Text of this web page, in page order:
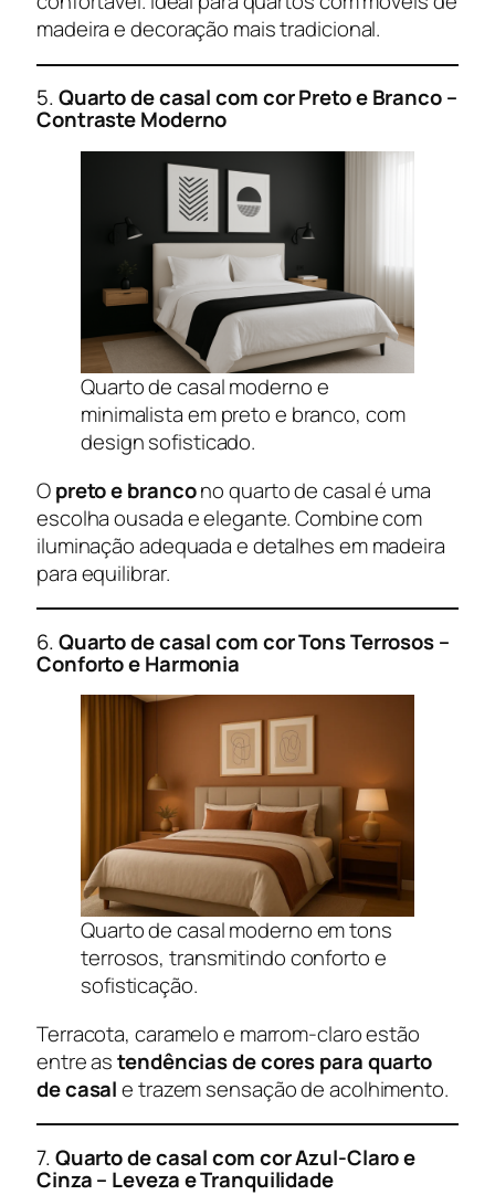
madeira e decoração mais tradicional.
5.Quarto de casal com corPreto e Branco –
Contraste Moderno
Quarto de casal moderno e
minimalista em preto e branco, com
design sofisticado.
Opreto e brancono quarto de casal é uma
escolha ousada e elegante. Combine com
iluminação adequada e detalhes em madeira
para equilibrar.
6.Quarto de casal com corTons Terrosos –
Conforto e Harmonia
Quarto de casal moderno em tons
terrosos, transmitindo conforto e
sofisticação.
Terracota, caramelo e marrom-claro estão
entre astendências de cores para quarto
de casale trazem sensação de acolhimento.
7.Quarto de casal com corAzul-Claro e
Cinza – Leveza e Tranquilidade